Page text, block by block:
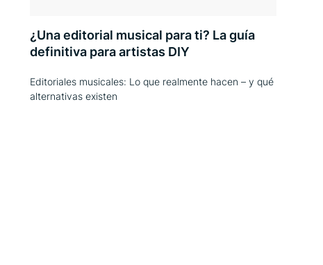
¿Una editorial musical para ti? La guía
definitiva para artistas DIY
Editoriales musicales: Lo que realmente hacen – y qué
alternativas existen